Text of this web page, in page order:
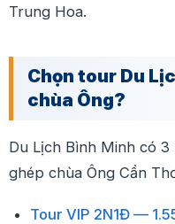
Trung Hoa.
Chọn tour Du
chùa Ông?
Du Lịch Bình Minh có
ghép chùa Ông Cần
Tour VIP 2N1Đ —